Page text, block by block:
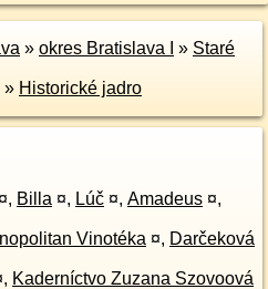
» okres Bratislava I » Staré
» Historické jadro
¤, Billa ¤, Lúč ¤, Amadeus ¤,
Vinotéka ¤, Darčeková
, Kaderníctvo Zuzana Szovoová